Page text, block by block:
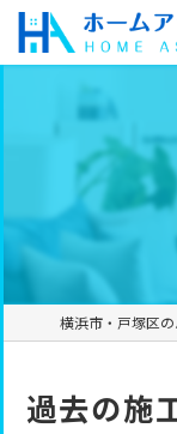
過去の施